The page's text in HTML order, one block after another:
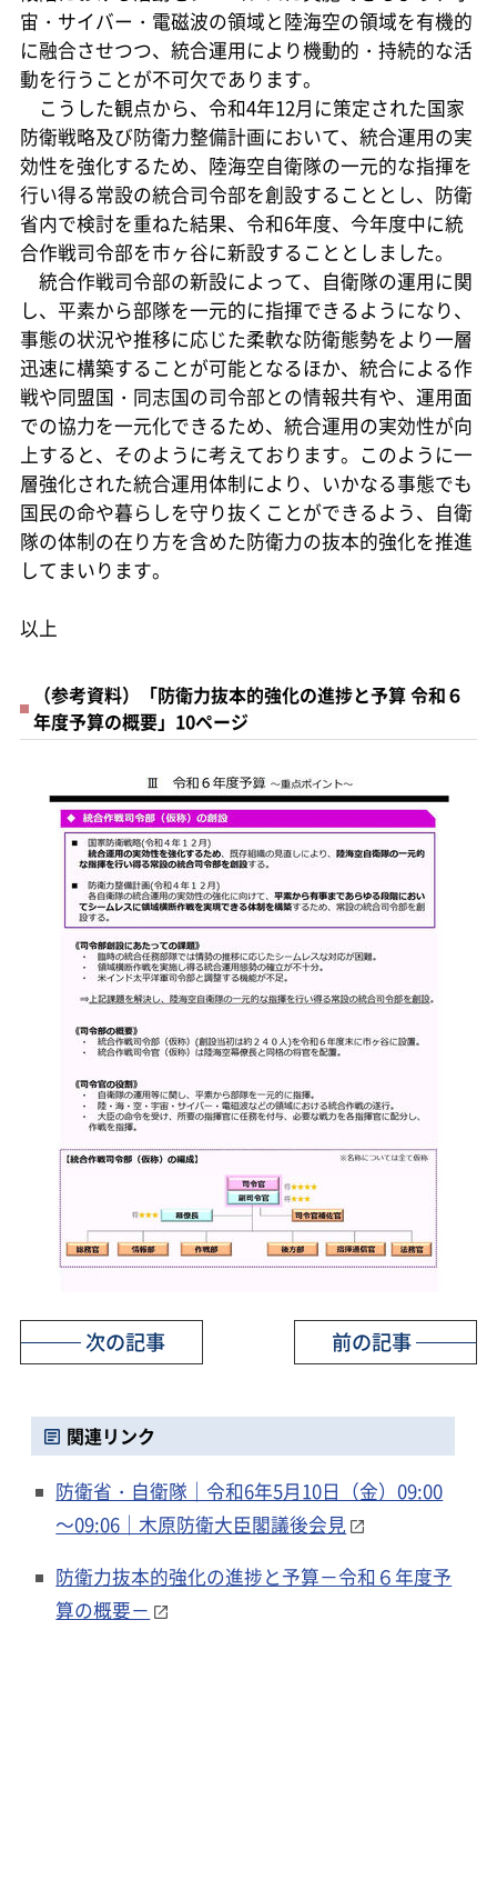
宙・サイバー・電磁波の領域と陸海空の領域を有機的
に融合させつつ、統合運用により機動的・持続的な活
動を行うことが不可欠であります。
こうした観点から、令和4年12月に策定された国家
防衛戦略及び防衛力整備計画において、統合運用の実
効性を強化するため、陸海空自衛隊の一元的な指揮を
行い得る常設の統合司令部を創設することとし、防衛
省内で検討を重ねた結果、令和6年度、今年度中に統
合作戦司令部を市ヶ谷に新設することとしました。
統合作戦司令部の新設によって、自衛隊の運用に関
し、平素から部隊を一元的に指揮できるようになり、
事態の状況や推移に応じた柔軟な防衛態勢をより一層
迅速に構築することが可能となるほか、統合による作
戦や同盟国・同志国の司令部との情報共有や、運用面
での協力を一元化できるため、統合運用の実効性が向
上すると、そのように考えております。このように一
層強化された統合運用体制により、いかなる事態でも
国民の命や暮らしを守り抜くことができるよう、自衛
隊の体制の在り方を含めた防衛力の抜本的強化を推進
してまいります。
以上
（参考資料）「防衛力抜本的強化の進捗と予算 令和６
年度予算の概要」10ページ
前の記事
次の記事
関連リンク
防衛省・自衛隊｜令和6年5月10日（金）09:00
～09:06｜木原防衛大臣閣議後会見
防衛力抜本的強化の進捗と予算－令和６年度予
算の概要－